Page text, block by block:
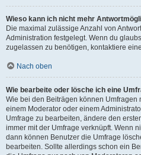
Wieso kann ich nicht mehr
Die maximal zulässige Anzahl von
Administration festgelegt. Wenn du
zugelassen zu benötigen, kontaktiere
Nach oben
Wie bearbeite oder lösche ich eine
Wie bei den Beiträgen können Umfragen
einem Moderator oder einem
Umfrage zu bearbeiten, ändere den
immer mit der Umfrage verknüpft. Wenn
dann können Benutzer die Umfrage
bearbeiten. Sollte allerdings schon ein